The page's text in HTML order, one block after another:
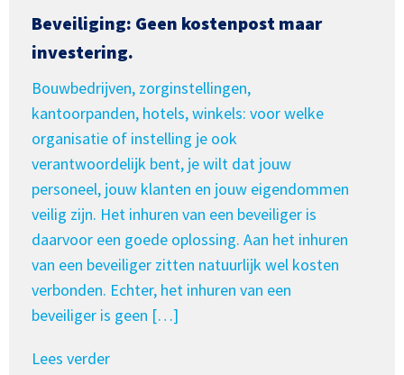
Beveiliging: Geen kostenpost maar
investering.
Bouwbedrijven, zorginstellingen,
kantoorpanden, hotels, winkels: voor welke
organisatie of instelling je ook
verantwoordelijk bent, je wilt dat jouw
personeel, jouw klanten en jouw eigendommen
veilig zijn. Het inhuren van een beveiliger is
daarvoor een goede oplossing. Aan het inhuren
van een beveiliger zitten natuurlijk wel kosten
verbonden. Echter, het inhuren van een
beveiliger is geen […]
Lees verder